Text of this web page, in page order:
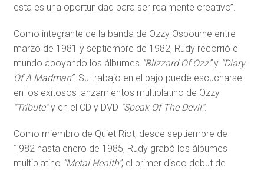
esta es una oportunidad para ser realmente creativo”.
Como integrante de la banda de Ozzy Osbourne entre
marzo de 1981 y septiembre de 1982, Rudy recorrió el
mundo apoyando los álbumes “Blizzard Of Ozz”y “Diary
Of A Madman”. Su trabajo en el bajo puede escucharse
en los exitosos lanzamientos multiplatino de Ozzy
“Tribute”y en el CD y DVD “Speak Of The Devil”.
Como miembro de Quiet Riot, desde septiembre de
1982 hasta enero de 1985, Rudy grabó los álbumes
multiplatino “Metal Health”, el primer disco debut de